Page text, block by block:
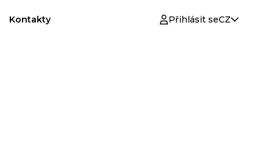
Kontakty Přihlásit seCZ